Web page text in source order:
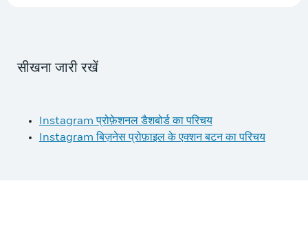
सीखना जारी रखें
Instagram प्रोफ़ेशनल डैशबोर्ड का परिचय
Instagram बिज़नेस प्रोफ़ाइल के एक्शन बटन का परिचय